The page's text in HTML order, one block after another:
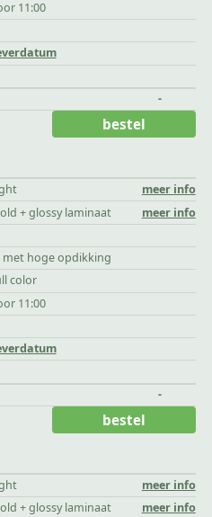
11:00
-
meer info
+ glossy laminaat
meer info
hoge opdikking
color
11:00
bestel
-
meer info
+ glossy laminaat
meer info
bestel